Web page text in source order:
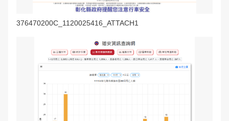
376470200C_1120025416_ATTACH1